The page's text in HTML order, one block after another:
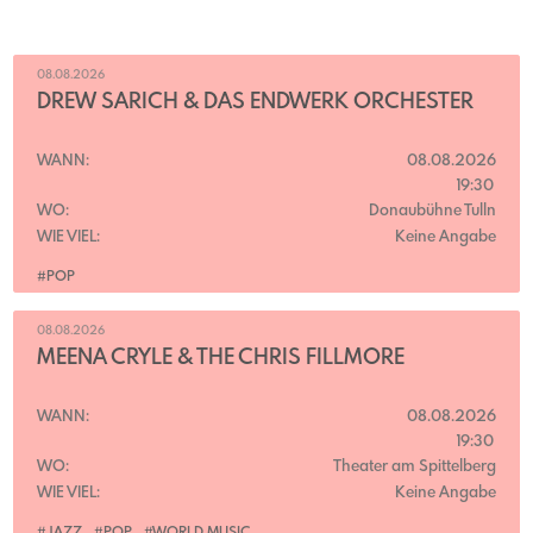
#POP
08.08.2026
DREW SARICH & DAS ENDWERK ORCHESTER
WANN:
08.08.2026
19:30
WO:
Donaubühne Tulln
WIE VIEL:
Keine Angabe
08.08.2026
MEENA CRYLE & THE CHRIS FILLMORE
WANN:
08.08.2026
19:30
WO:
Theater am Spittelberg
WIE VIEL:
Keine Angabe